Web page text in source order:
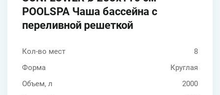
POOLSPA Чаша бассейна с
переливной решеткой
Кол-во мест
8
Форма
Круглая
Объем, л
2000